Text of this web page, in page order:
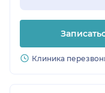
Клиника